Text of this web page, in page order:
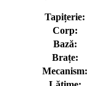
Tapițerie:
Corp:
Bază:
Brațe:
Mecanism: